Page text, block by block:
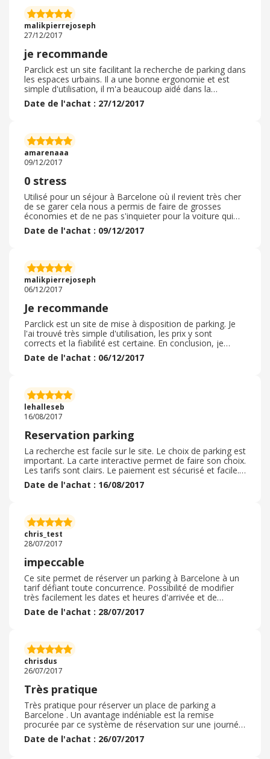
malikpierrejoseph
27/12/2017
je recommande
Parclick est un site facilitant la recherche de parking dans
les espaces urbains. Il a une bonne ergonomie et est
simple d'utilisation, il m'a beaucoup aidé dans la
recherche d'une place de parking à l'étranger.
Date de l'achat : 27/12/2017
amarenaaa
09/12/2017
0 stress
Utilisé pour un séjour à Barcelone où il revient très cher
de se garer cela nous a permis de faire de grosses
économies et de ne pas s'inquieter pour la voiture qui
était dans un parking couvert et surveillé
Date de l'achat : 09/12/2017
malikpierrejoseph
06/12/2017
Je recommande
Parclick est un site de mise à disposition de parking. Je
l'ai trouvé très simple d'utilisation, les prix y sont
corrects et la fiabilité est certaine. En conclusion, je
recommande vivement car c'est un site qui dépanne.
Date de l'achat : 06/12/2017
lehalleseb
16/08/2017
Reservation parking
La recherche est facile sur le site. Le choix de parking est
important. La carte interactive permet de faire son choix.
Les tarifs sont clairs. Le paiement est sécurisé et facile.
Je recommande à tout le monde
Date de l'achat : 16/08/2017
chris_test
28/07/2017
impeccable
Ce site permet de réserver un parking à Barcelone à un
tarif défiant toute concurrence. Possibilité de modifier
très facilement les dates et heures d'arrivée et de
départ. Possibilité d'arriver 2h avant ou après le début de
la réservation.
Date de l'achat : 28/07/2017
chrisdus
26/07/2017
Très pratique
Très pratique pour réserver un place de parking a
Barcelone . Un avantage indéniable est la remise
procurée par ce système de réservation sur une journée
qui permet quelques économies bien venues sur des
tarifs très élevés
Date de l'achat : 26/07/2017